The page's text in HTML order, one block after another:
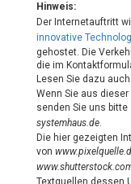
Hinweis:
Der Internetauftritt
innovative
gehostet. Die
die im
Lesen Sie dazu
Wenn Sie aus
senden Sie uns bitte
systemhaus.de.
Die hier gezeigten
von